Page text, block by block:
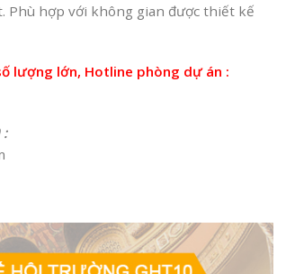
Phù hợp với không gian được thiết kế
lượng lớn, Hotline phòng dự án :
: